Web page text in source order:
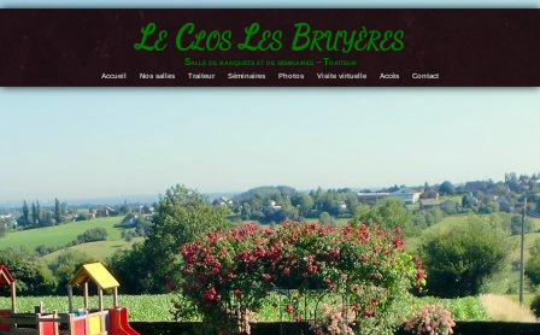
Le Clos Les Bruyères
Salle de banquets et de séminaires – Traiteur
Accueil Nos salles Traiteur Séminaires Photos Visite virtuelle Accès Contact